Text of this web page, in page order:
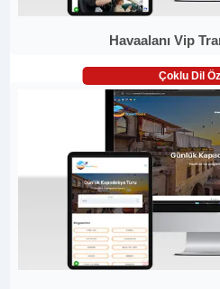
Havaalanı Vip
Çoklu Dil